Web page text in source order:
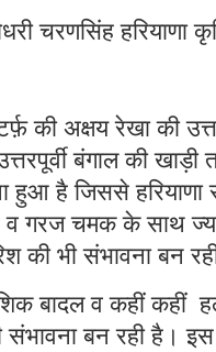
चरणसिंह हरियाणा
की अक्षय रेखा की
बंगाल की
हुआ है जिससे
गरज चमक के साथ
की भी संभावना बन
बादल व कहीं कहीं
बन रही है।